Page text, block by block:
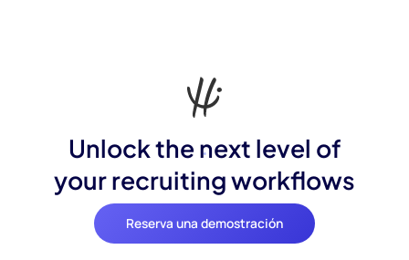
Unlock the next level of
your recruiting workflows
Reserva una demostración